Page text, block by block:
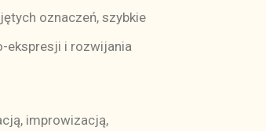
oznaczeń, szybkie
ekspresji i rozwijania
improwizacją,